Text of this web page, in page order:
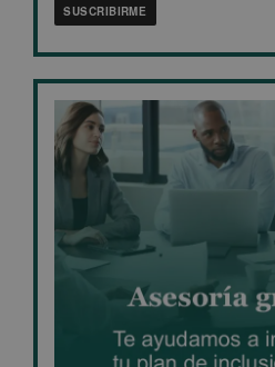
SUSCRIBIRME